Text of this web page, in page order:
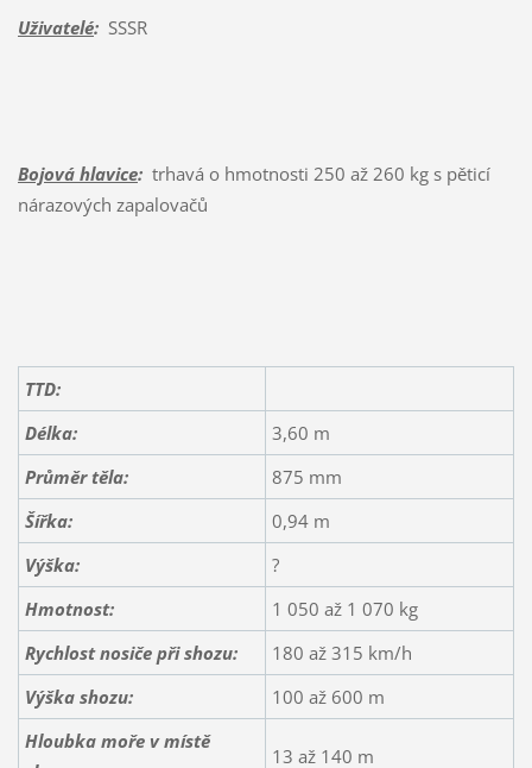
Uživatelé:SSSR
Bojová hlavice:trhavá o hmotnosti 250 až 260 kg s pěticí
nárazových zapalovačů
TTD:
Délka:
3,60 m
Průměr těla:
875 mm
Šířka:
0,94 m
Výška:
?
Hmotnost:
1 050 až 1 070 kg
Rychlost nosiče při shozu:
180 až 315 km/h
Výška shozu:
100 až 600 m
Hloubka moře v místě
13 až 140 m